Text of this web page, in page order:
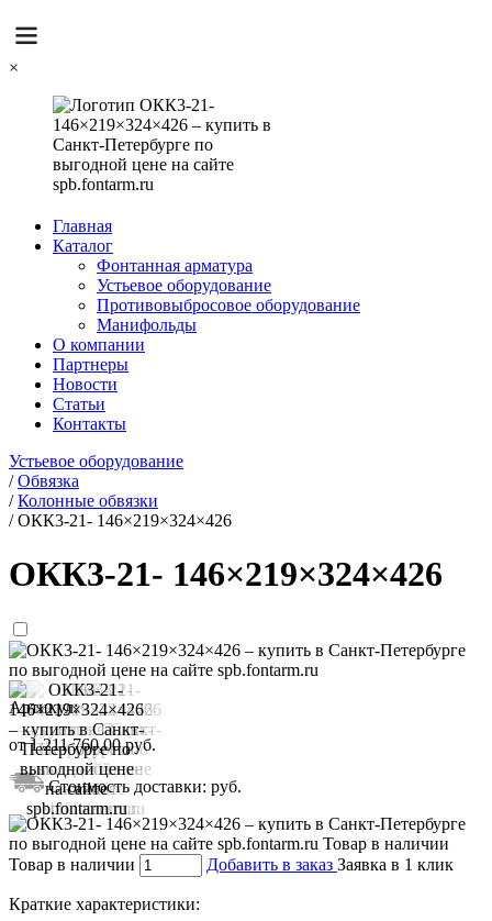
×
Главная
Каталог
Фонтанная арматура
Устьевое оборудование
Противовыбросовое оборудование
Манифольды
О компании
Партнеры
Новости
Статьи
Контакты
Устьевое оборудование
/Обвязка
/Колонные обвязки
/ОКК3-21- 146×219×324×426
ОКК3-21- 146×219×324×426
Артикул:
от1 211 760,00руб.
Стоимость доставки: руб.
Товар в наличии Добавить в заказ Заявка в 1 клик
Краткие характеристики: